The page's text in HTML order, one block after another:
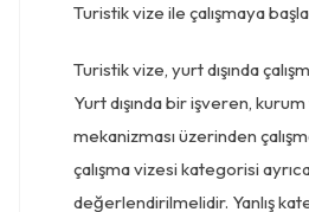
Turistik vize ile çalışmaya
Turistik vize, yurt dışında
Yurt dışında bir işveren,
mekanizması üzerinden
çalışma vizesi kategorisi
değerlendirilmelidir. Yanlış